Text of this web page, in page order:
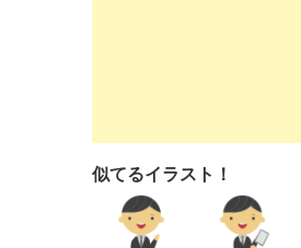
似てるイラスト！